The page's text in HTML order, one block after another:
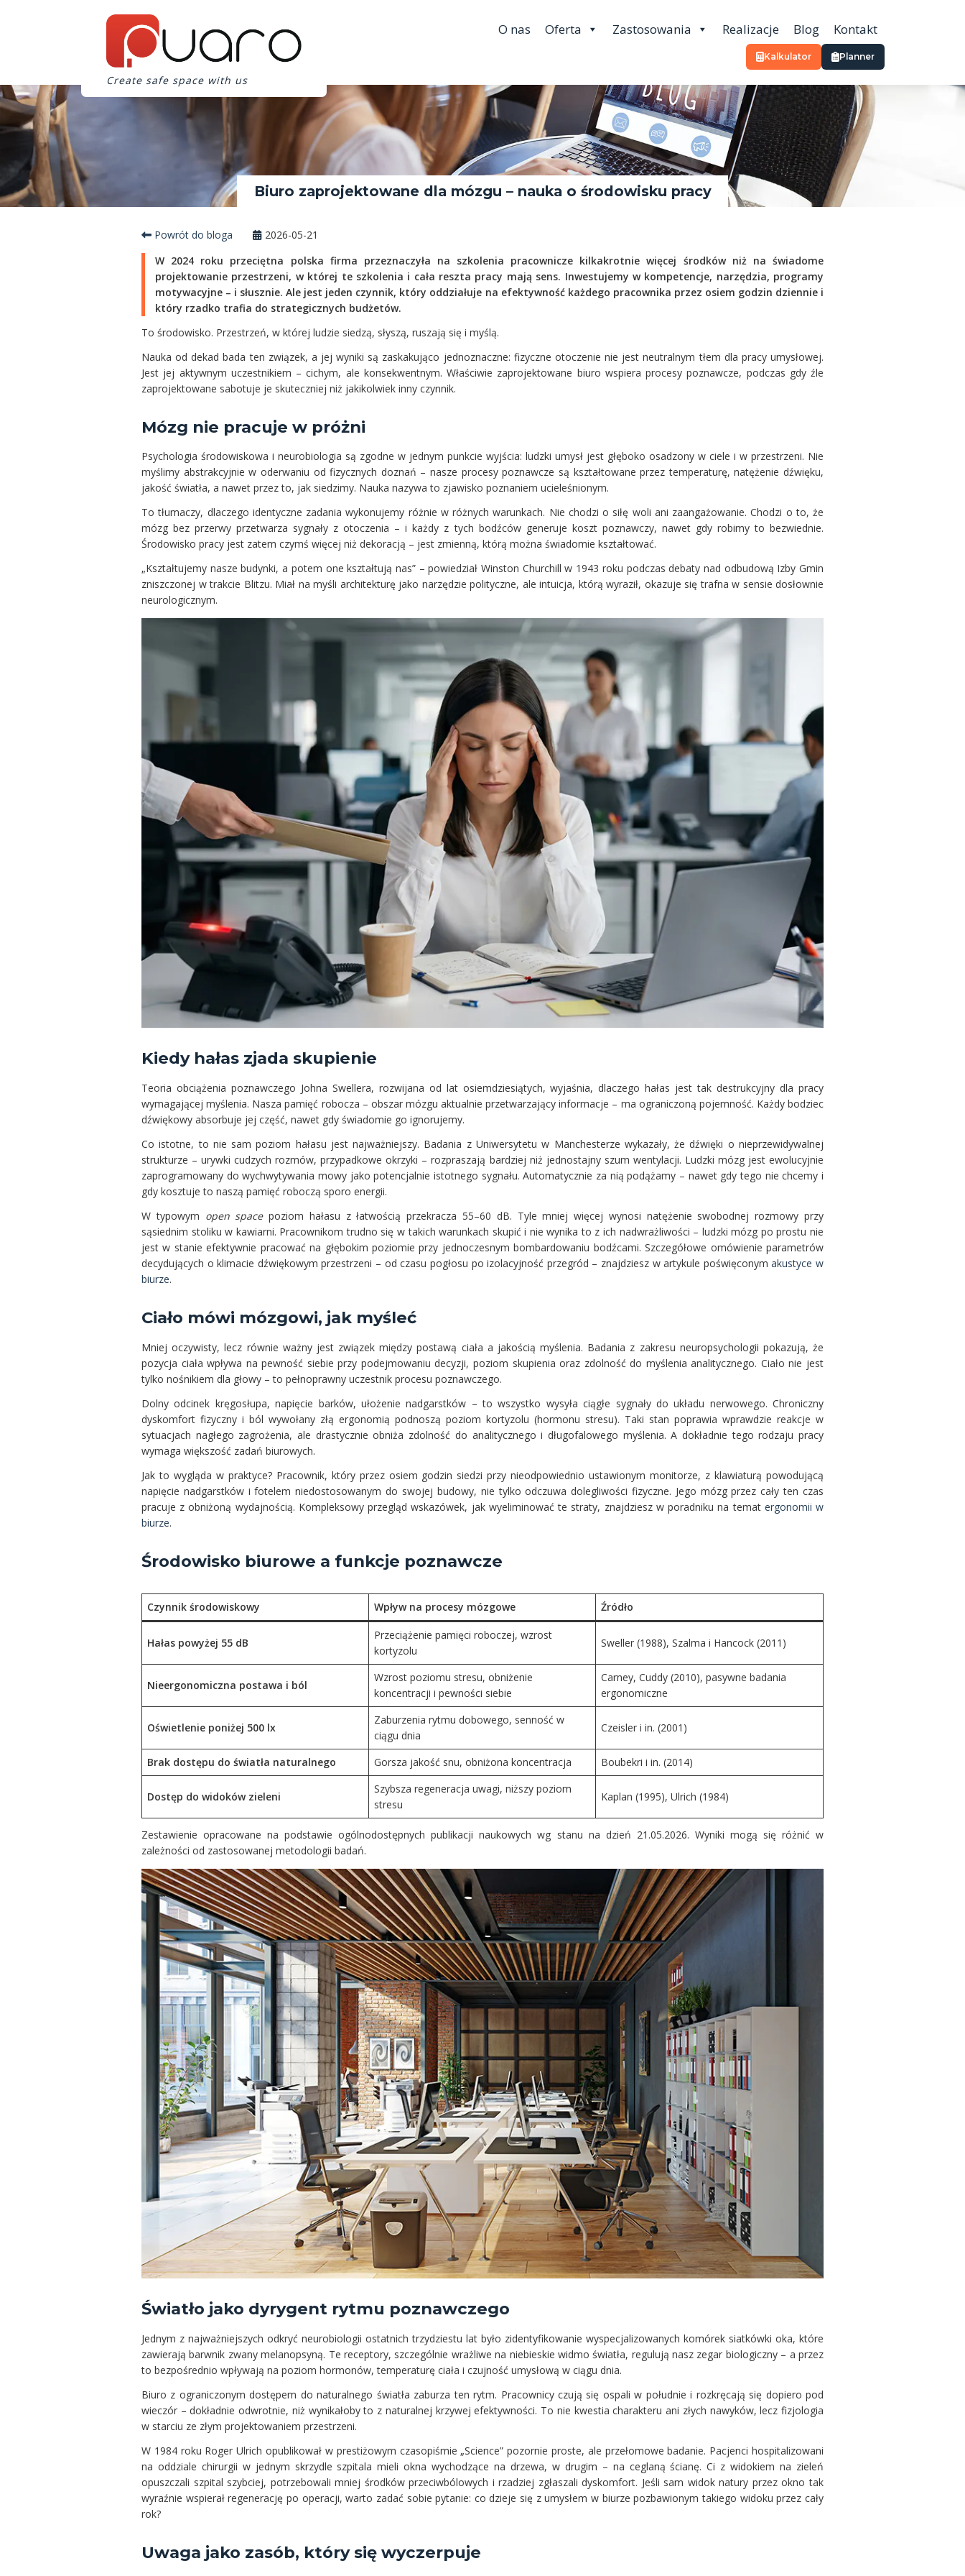
Create safe space with us
O nas Oferta Zastosowania Realizacje Blog Kontakt
Kalkulator Planner
Biuro zaprojektowane dla mózgu – nauka o środowisku pracy
Powrót do bloga
2026-05-21
W 2024 roku przeciętna polska firma przeznaczyła na szkolenia pracownicze kilkakrotnie więcej środków niż na świadome
projektowanie przestrzeni, w której te szkolenia i cała reszta pracy mają sens. Inwestujemy w kompetencje, narzędzia, programy
motywacyjne – i słusznie. Ale jest jeden czynnik, który oddziałuje na efektywność każdego pracownika przez osiem godzin dziennie i
który rzadko trafia do strategicznych budżetów.
To środowisko. Przestrzeń, w której ludzie siedzą, słyszą, ruszają się i myślą.
Nauka od dekad bada ten związek, a jej wyniki są zaskakująco jednoznaczne: fizyczne otoczenie nie jest neutralnym tłem dla pracy umysłowej.
Jest jej aktywnym uczestnikiem – cichym, ale konsekwentnym. Właściwie zaprojektowane biuro wspiera procesy poznawcze, podczas gdy źle
zaprojektowane sabotuje je skuteczniej niż jakikolwiek inny czynnik.
Mózg nie pracuje w próżni
Psychologia środowiskowa i neurobiologia są zgodne w jednym punkcie wyjścia: ludzki umysł jest głęboko osadzony w ciele i w przestrzeni. Nie
myślimy abstrakcyjnie w oderwaniu od fizycznych doznań – nasze procesy poznawcze są kształtowane przez temperaturę, natężenie dźwięku,
jakość światła, a nawet przez to, jak siedzimy. Nauka nazywa to zjawisko poznaniem ucieleśnionym.
To tłumaczy, dlaczego identyczne zadania wykonujemy różnie w różnych warunkach. Nie chodzi o siłę woli ani zaangażowanie. Chodzi o to, że
mózg bez przerwy przetwarza sygnały z otoczenia – i każdy z tych bodźców generuje koszt poznawczy, nawet gdy robimy to bezwiednie.
Środowisko pracy jest zatem czymś więcej niż dekoracją – jest zmienną, którą można świadomie kształtować.
„Kształtujemy nasze budynki, a potem one kształtują nas” – powiedział Winston Churchill w 1943 roku podczas debaty nad odbudową Izby Gmin
zniszczonej w trakcie Blitzu. Miał na myśli architekturę jako narzędzie polityczne, ale intuicja, którą wyraził, okazuje się trafna w sensie dosłownie
neurologicznym.
Kiedy hałas zjada skupienie
Teoria obciążenia poznawczego Johna Swellera, rozwijana od lat osiemdziesiątych, wyjaśnia, dlaczego hałas jest tak destrukcyjny dla pracy
wymagającej myślenia. Nasza pamięć robocza – obszar mózgu aktualnie przetwarzający informacje – ma ograniczoną pojemność. Każdy bodziec
dźwiękowy absorbuje jej część, nawet gdy świadomie go ignorujemy.
Co istotne, to nie sam poziom hałasu jest najważniejszy. Badania z Uniwersytetu w Manchesterze wykazały, że dźwięki o nieprzewidywalnej
strukturze – urywki cudzych rozmów, przypadkowe okrzyki – rozpraszają bardziej niż jednostajny szum wentylacji. Ludzki mózg jest ewolucyjnie
zaprogramowany do wychwytywania mowy jako potencjalnie istotnego sygnału. Automatycznie za nią podążamy – nawet gdy tego nie chcemy i
gdy kosztuje to naszą pamięć roboczą sporo energii.
W typowym open spacepoziom hałasu z łatwością przekracza 55–60 dB. Tyle mniej więcej wynosi natężenie swobodnej rozmowy przy
sąsiednim stoliku w kawiarni. Pracownikom trudno się w takich warunkach skupić i nie wynika to z ich nadwrażliwości – ludzki mózg po prostu nie
jest w stanie efektywnie pracować na głębokim poziomie przy jednoczesnym bombardowaniu bodźcami. Szczegółowe omówienie parametrów
decydujących o klimacie dźwiękowym przestrzeni – od czasu pogłosu po izolacyjność przegród – znajdziesz w artykule poświęconymakustyce w
biurze.
Ciało mówi mózgowi, jak myśleć
Mniej oczywisty, lecz równie ważny jest związek między postawą ciała a jakością myślenia. Badania z zakresu neuropsychologii pokazują, że
pozycja ciała wpływa na pewność siebie przy podejmowaniu decyzji, poziom skupienia oraz zdolność do myślenia analitycznego. Ciało nie jest
tylko nośnikiem dla głowy – to pełnoprawny uczestnik procesu poznawczego.
Dolny odcinek kręgosłupa, napięcie barków, ułożenie nadgarstków – to wszystko wysyła ciągłe sygnały do układu nerwowego. Chroniczny
dyskomfort fizyczny i ból wywołany złą ergonomią podnoszą poziom kortyzolu (hormonu stresu). Taki stan poprawia wprawdzie reakcje w
sytuacjach nagłego zagrożenia, ale drastycznie obniża zdolność do analitycznego i długofalowego myślenia. A dokładnie tego rodzaju pracy
wymaga większość zadań biurowych.
Jak to wygląda w praktyce? Pracownik, który przez osiem godzin siedzi przy nieodpowiednio ustawionym monitorze, z klawiaturą powodującą
napięcie nadgarstków i fotelem niedostosowanym do swojej budowy, nie tylko odczuwa dolegliwości fizyczne. Jego mózg przez cały ten czas
pracuje z obniżoną wydajnością. Kompleksowy przegląd wskazówek, jak wyeliminować te straty, znajdziesz w poradniku na temat ergonomii w
biurze.
Środowisko biurowe a funkcje poznawcze
Czynnik środowiskowy Wpływ na procesy mózgowe Źródło
Hałas powyżej 55 dB
Przeciążenie pamięci roboczej, wzrost
kortyzolu
Sweller (1988), Szalma i Hancock (2011)
Nieergonomiczna postawa i ból
Wzrost poziomu stresu, obniżenie
koncentracji i pewności siebie
Carney, Cuddy (2010), pasywne badania
ergonomiczne
Oświetlenie poniżej 500 lx
Zaburzenia rytmu dobowego, senność w
ciągu dnia
Czeisler i in. (2001)
Brak dostępu do światła naturalnego Gorsza jakość snu, obniżona koncentracja Boubekri i in. (2014)
Dostęp do widoków zieleni
Szybsza regeneracja uwagi, niższy poziom
stresu
Kaplan (1995), Ulrich (1984)
Zestawienie opracowane na podstawie ogólnodostępnych publikacji naukowych wg stanu na dzień 21.05.2026. Wyniki mogą się różnić w
zależności od zastosowanej metodologii badań.
Światło jako dyrygent rytmu poznawczego
Jednym z najważniejszych odkryć neurobiologii ostatnich trzydziestu lat było zidentyfikowanie wyspecjalizowanych komórek siatkówki oka, które
zawierają barwnik zwany melanopsyną. Te receptory, szczególnie wrażliwe na niebieskie widmo światła, regulują nasz zegar biologiczny – a przez
to bezpośrednio wpływają na poziom hormonów, temperaturę ciała i czujność umysłową w ciągu dnia.
Biuro z ograniczonym dostępem do naturalnego światła zaburza ten rytm. Pracownicy czują się ospali w południe i rozkręcają się dopiero pod
wieczór – dokładnie odwrotnie, niż wynikałoby to z naturalnej krzywej efektywności. To nie kwestia charakteru ani złych nawyków, lecz fizjologia
w starciu ze złym projektowaniem przestrzeni.
W 1984 roku Roger Ulrich opublikował w prestiżowym czasopiśmie „Science” pozornie proste, ale przełomowe badanie. Pacjenci hospitalizowani
na oddziale chirurgii w jednym skrzydle szpitala mieli okna wychodzące na drzewa, w drugim – na ceglaną ścianę. Ci z widokiem na zieleń
opuszczali szpital szybciej, potrzebowali mniej środków przeciwbólowych i rzadziej zgłaszali dyskomfort. Jeśli sam widok natury przez okno tak
wyraźnie wspierał regenerację po operacji, warto zadać sobie pytanie: co dzieje się z umysłem w biurze pozbawionym takiego widoku przez cały
rok?
Uwaga jako zasób, który się wyczerpuje